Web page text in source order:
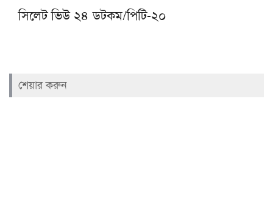
সিলেট ভিউ ২৪ ডটকম/পিটি-২০
শেয়ার করুন